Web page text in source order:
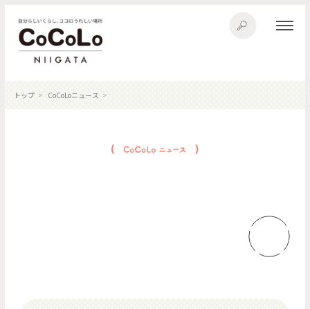
トップ CoCoLoニュース